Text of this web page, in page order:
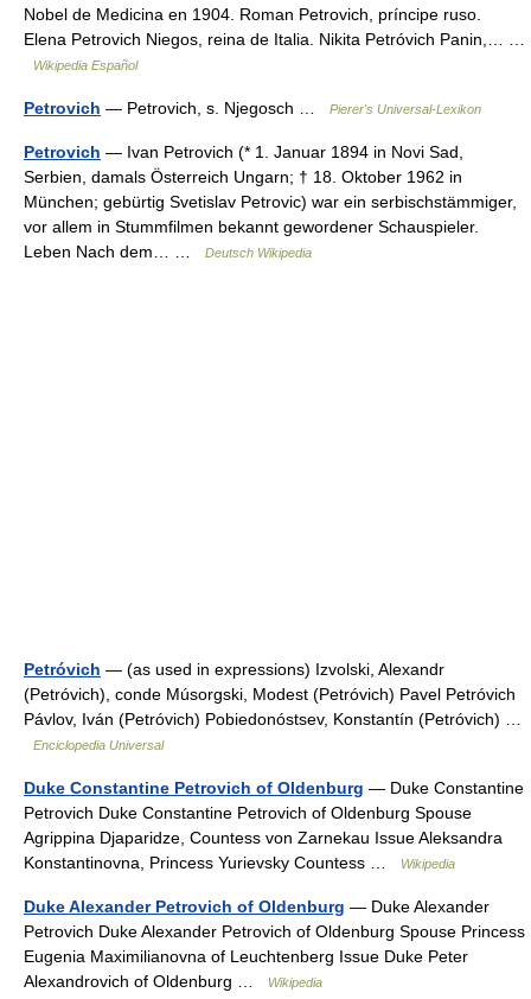
Nobel de Medicina en 1904. Roman Petrovich, príncipe ruso.
Elena Petrovich Niegos, reina de Italia. Nikita Petróvich Panin,… …
Wikipedia Español
Petrovich — Petrovich, s. Njegosch … Pierer's Universal-Lexikon
Petrovich — Ivan Petrovich (* 1. Januar 1894 in Novi Sad,
Serbien, damals Österreich Ungarn; † 18. Oktober 1962 in
München; gebürtig Svetislav Petrovic) war ein serbischstämmiger,
vor allem in Stummfilmen bekannt gewordener Schauspieler.
Leben Nach dem… …
Deutsch Wikipedia
Petróvich — (as used in expressions) Izvolski, Alexandr
(Petróvich), conde Músorgski, Modest (Petróvich) Pavel Petróvich
Pávlov, Iván (Petróvich) Pobiedonóstsev, Konstantín (Petróvich) …
Enciclopedia Universal
Duke Constantine Petrovich of Oldenburg — Duke Constantine
Petrovich Duke Constantine Petrovich of Oldenburg Spouse
Agrippina Djaparidze, Countess von Zarnekau Issue Aleksandra
Konstantinovna, Princess Yurievsky Countess …
Wikipedia
Duke Alexander Petrovich of Oldenburg — Duke Alexander
Petrovich Duke Alexander Petrovich of Oldenburg Spouse Princess
Eugenia Maximilianovna of Leuchtenberg Issue Duke Peter
Alexandrovich of Oldenburg …
Wikipedia